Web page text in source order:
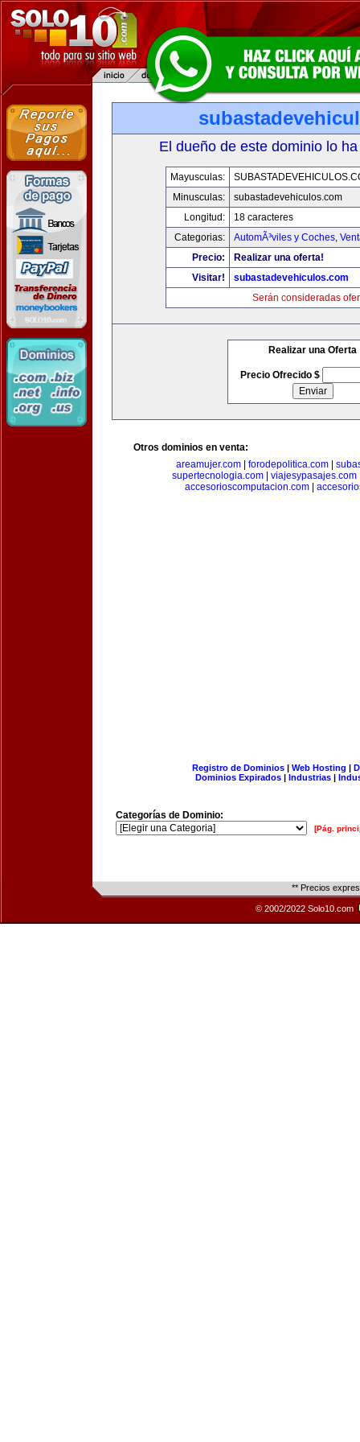
El dueño de este dominio lo
Mayusculas:
Minusculas:
subastadevehiculos.com
Longitud:
18 caracteres
Categorias:
AutomÃ³viles y Coches,
Precio:
Realizar una oferta!
Visitar!
subastadevehiculos.com
Serán consideradas
Realizar una Oferta
Precio Ofrecido $
Otros dominios en venta:
areamujer.com
forodepolitica.com
supertecnologia.com| viajesypasajes.com
accesorioscomputacion.com
Registro de Dominios| Web Hosting |
Dominios Expirados | Industrias |
Categorías de Dominio:
[Pág.
** Precios
© 2002/2022 Solo10.com